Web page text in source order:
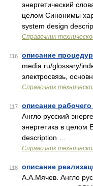
энергетический
целом Синонимы
system design
Справочник
116 описание
media.ru/glossary/
электросвязь,
Справочник
117 описание рабочего
Англо русский
энергетика в целом
description …
Справочник
118 описание
А.А.Мячев. Англо